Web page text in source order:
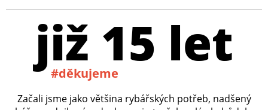
již 15 let
#děkujeme
Začali jsme jako většina rybářských potřeb, nadšený